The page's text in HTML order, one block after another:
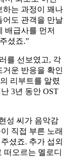
하는 과정이 꽤나
어도 관객을 만날
배급사를 먼저
셨죠.”
를 선보였고, 각
운 반응을 확인
리부트를 알렸
3년 동안 OST
성 씨가 음악감
직접 부른 노래
셨죠. 추가 섭외
떠오르는 멜로디